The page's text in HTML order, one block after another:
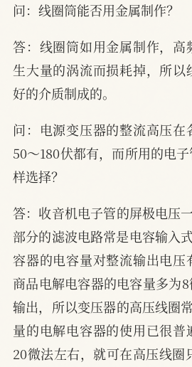
问：线圈筒能否用金属制作？
答：线圈筒如用金属制作，高
生大量的涡流而损耗掉，所以
好的介质制成的。
问：电源变压器的整流高压
50～180伏都有，而所用的电
样选择？
答：收音机电子管的屏极电压
部分的滤波电路常是电容输入
容器的电容量对整流输出电压
商品电解电容器的电容量多为
输出，所以变压器的高压线圈
量的电解电容器的使用已很普
20微法左右，就可在高压线圈